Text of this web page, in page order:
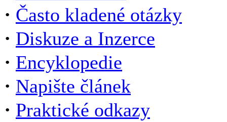
· Často kladené otázky
· Diskuze a Inzerce
· Encyklopedie
· Napište článek
· Praktické odkazy